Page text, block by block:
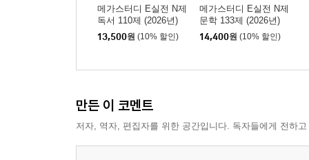
메가스터디 E실전 N제
독서 110제 (2026년)
13,500원 (10% 할인)
메가스터디 E실전 N제
문학 133제 (2026년)
14,400원 (10% 할인)
만든 이 코멘트
저자, 역자, 편집자를 위한 공간입니다. 독자들에게 전하